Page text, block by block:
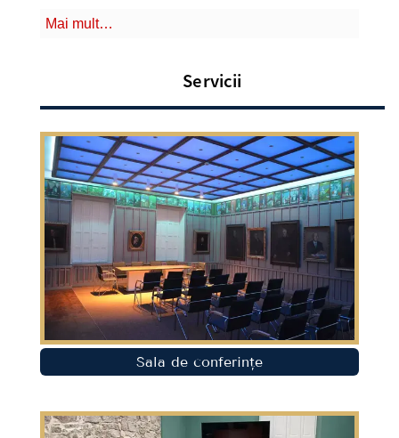
Mai mult…
Servicii
Sala de conferințe